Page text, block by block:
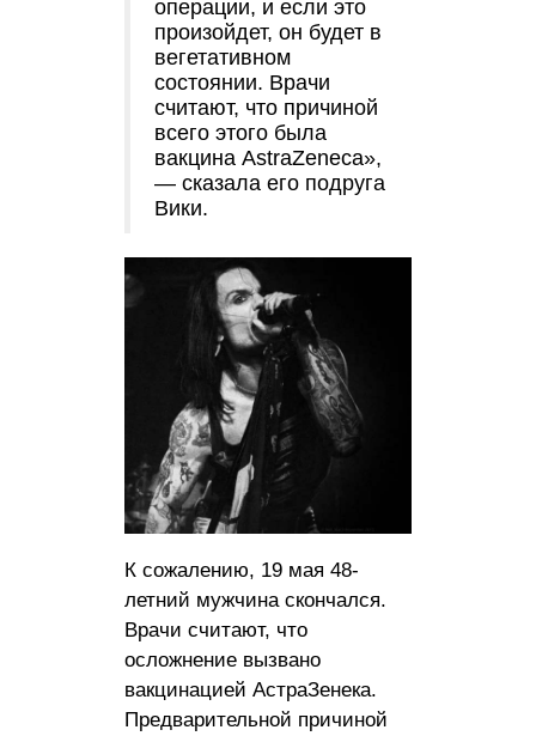
операции, и если это
произойдет, он будет в
вегетативном
состоянии. Врачи
считают, что причиной
всего этого была
вакцина AstraZeneca»,
— сказала его подруга
Вики.
К сожалению, 19 мая 48-
летний мужчина скончался.
Врачи считают, что
осложнение вызвано
вакцинацией АстраЗенека.
Предварительной причиной